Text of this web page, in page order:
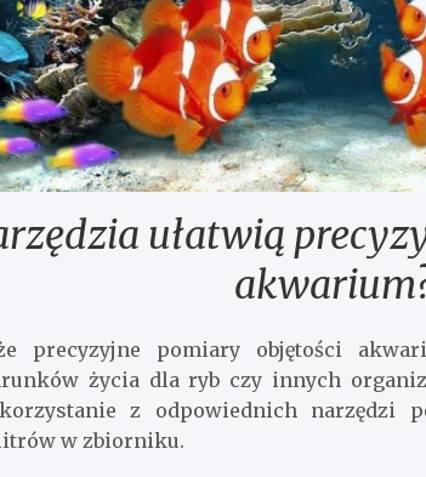
ułatwią
precyzyjne pomiary objętości
życia dla ryb czy innych
z odpowiednich narzędzi
w zbiorniku.